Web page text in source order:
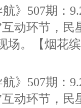
》507期：
动环节，
场。【烟花
》507期：
动环节，